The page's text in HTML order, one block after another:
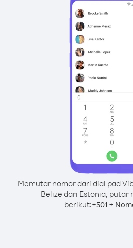
Memutar nomor dari dial pad
Belize dari Estonia, putar
berikut:+501 +